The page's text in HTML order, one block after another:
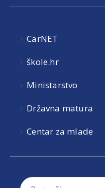
CarNET
škole.hr
Ministarstvo
Državna matura
Centar za mlade